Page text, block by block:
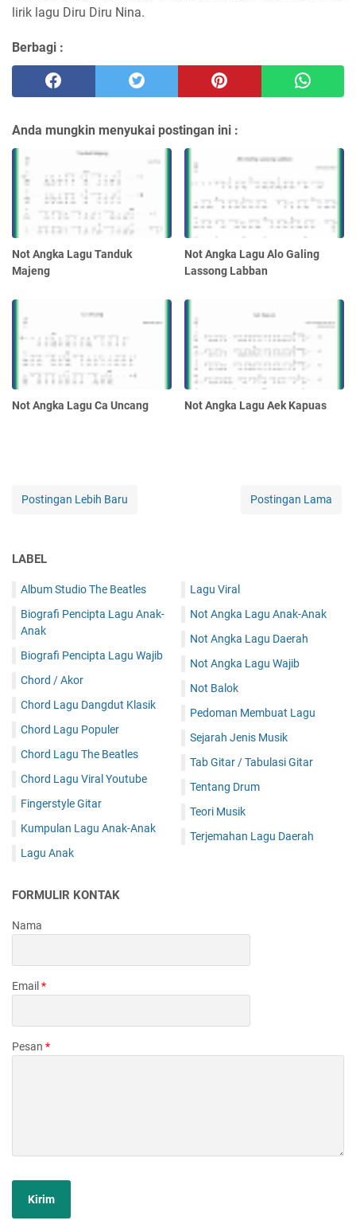
lirik lagu Diru Diru Nina.
Berbagi :
Anda mungkin menyukai postingan ini :
Not Angka Lagu Tanduk
Majeng
Not Angka Lagu Alo Galing
Lassong Labban
Not Angka Lagu Ca Uncang Not Angka Lagu Aek Kapuas
Postingan Lebih Baru Postingan Lama
LABEL
Album Studio The Beatles
Biografi Pencipta Lagu Anak-
Anak
Biografi Pencipta Lagu Wajib
Chord / Akor
Chord Lagu Dangdut Klasik
Chord Lagu Populer
Chord Lagu The Beatles
Chord Lagu Viral Youtube
Fingerstyle Gitar
Kumpulan Lagu Anak-Anak
Lagu Anak
Lagu Viral
Not Angka Lagu Anak-Anak
Not Angka Lagu Daerah
Not Angka Lagu Wajib
Not Balok
Pedoman Membuat Lagu
Sejarah Jenis Musik
Tab Gitar / Tabulasi Gitar
Tentang Drum
Teori Musik
Terjemahan Lagu Daerah
FORMULIR KONTAK
Nama
Email *
Pesan *